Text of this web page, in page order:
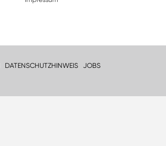
DATENSCHUTZHINWEIS JOBS